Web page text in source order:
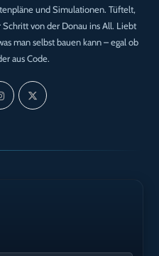
und Simulationen. Tüftelt,
von der Donau ins All. Liebt
man selbst bauen kann – egal ob
aus Code.